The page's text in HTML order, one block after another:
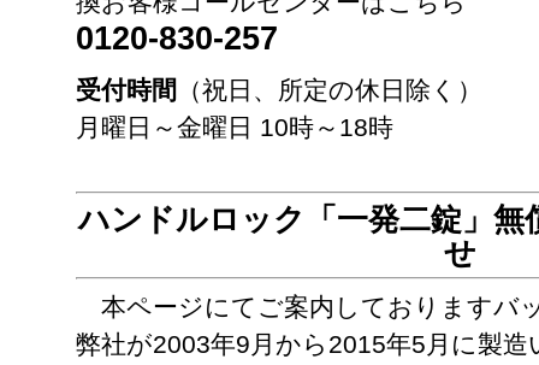
0120-830-257
受付時間
（祝日、所定の休日除く）
月曜日～金曜日 10時～18時
ハンドルロック「一発二錠」無
せ
本ページにてご案内しておりますバ
弊社が2003年9月から2015年5月に製